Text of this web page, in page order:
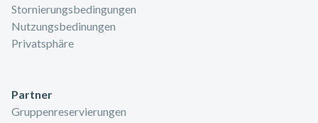
Stornierungsbedingungen
Nutzungsbedinungen
Privatsphäre
Partner
Gruppenreservierungen